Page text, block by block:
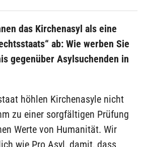
das Kirchenasyl als eine
ab: Wie werben Sie
gegenüber Asylsuchenden in
höhlen Kirchenasyle nicht
zu einer sorgfältigen Prüfung
Werte von Humanität. Wir
wie Pro Asyl, damit, dass